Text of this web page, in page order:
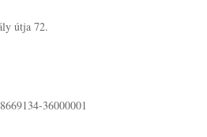
útja 72.
36000001